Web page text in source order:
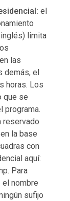
el
limita
las
demás, el
horas. Los
que se
programa.
reservado
la base
con
aquí:
Para
nombre
sufijo